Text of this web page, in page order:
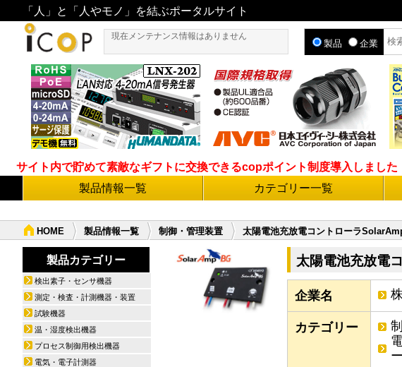
「人」と「人やモノ」を結ぶポータルサイト
現在メンテナンス情報はありません
製品 企業
サイト内で貯めて素敵なギフトに交換できるcopポイント制度導入しまし
製品情報一覧
カテゴリー一覧
HOME 製品情報一覧 制御・管理装置 太陽電池充放電コントローラ
太陽電池充放電
企業名
カテゴリー
ー
製品カテゴリー
検出素子・センサ機器
測定・検査・計測機器・装置
試験機器
温・湿度検出機器
プロセス制御用検出機器
電気・電子計測器